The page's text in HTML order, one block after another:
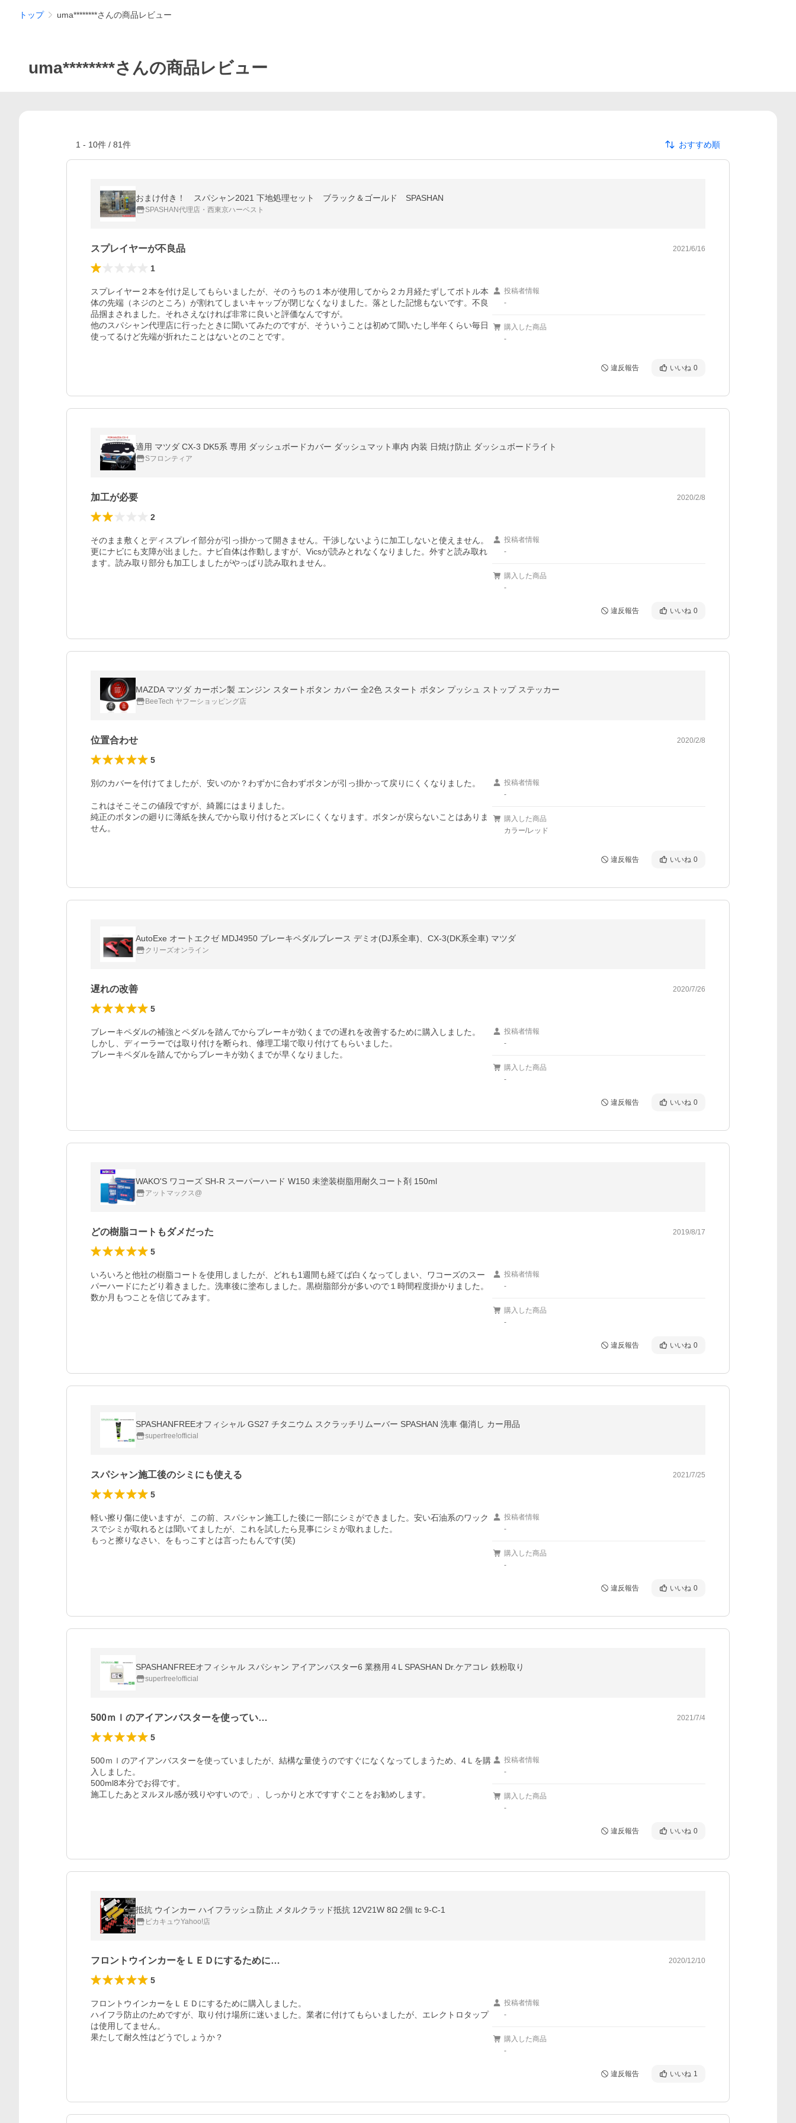
トップ uma********さんの商品レビュー
uma********さんの商品レビュー
1 - 10件 / 81件 おすすめ順
おまけ付き！ スパシャン2021 下地処理セット ブラック＆ゴールド SPASHAN
SPASHAN代理店・西東京ハーベスト
スプレイヤーが不良品 2021/6/16
1
スプレイヤー２本を付け足してもらいましたが、そのうちの１本が使用してから２カ月経たずしてボトル本
体の先端（ネジのところ）が割れてしまいキャップが閉じなくなりました。落とした記憶もないです。不良
品掴まされました。それさえなければ非常に良いと評価なんですが。
他のスパシャン代理店に行ったときに聞いてみたのですが、そういうことは初めて聞いたし半年くらい毎日
使ってるけど先端が折れたことはないとのことです。
投稿者情報
-
購入した商品
-
違反報告 いいね 0
適用 マツダ CX-3 DK5系 専用 ダッシュボードカバー ダッシュマット車内 内装 日焼け防止 ダッシュボードライト
Sフロンティア
加工が必要 2020/2/8
2
そのまま敷くとディスプレイ部分が引っ掛かって開きません。干渉しないように加工しないと使えません。
更にナビにも支障が出ました。ナビ自体は作動しますが、Vicsが読みとれなくなりました。外すと読み取れ
ます。読み取り部分も加工しましたがやっぱり読み取れません。
投稿者情報
-
購入した商品
-
違反報告 いいね 0
MAZDA マツダ カーボン製 エンジン スタートボタン カバー 全2色 スタート ボタン プッシュ ストップ ステッカー
BeeTech ヤフーショッピング店
位置合わせ 2020/2/8
5
別のカバーを付けてましたが、安いのか？わずかに合わずボタンが引っ掛かって戻りにくくなりました。
これはそこそこの値段ですが、綺麗にはまりました。
純正のボタンの廻りに薄紙を挟んでから取り付けるとズレにくくなります。ボタンが戻らないことはありま
せん。
投稿者情報
-
購入した商品
カラー/レッド
違反報告 いいね 0
AutoExe オートエクゼ MDJ4950 ブレーキペダルブレース デミオ(DJ系全車)、CX-3(DK系全車) マツダ
クリーズオンライン
遅れの改善 2020/7/26
5
ブレーキペダルの補強とペダルを踏んでからブレーキが効くまでの遅れを改善するために購入しました。
しかし、ディーラーでは取り付けを断られ、修理工場で取り付けてもらいました。
ブレーキペダルを踏んでからブレーキが効くまでが早くなりました。
投稿者情報
-
購入した商品
-
違反報告 いいね 0
WAKO'S ワコーズ SH-R スーパーハード W150 未塗装樹脂用耐久コート剤 150ml
アットマックス@
どの樹脂コートもダメだった 2019/8/17
5
いろいろと他社の樹脂コートを使用しましたが、どれも1週間も経てば白くなってしまい、ワコーズのスー
パーハードにたどり着きました。洗車後に塗布しました。黒樹脂部分が多いので１時間程度掛かりました。
数か月もつことを信じてみます。
投稿者情報
-
購入した商品
-
違反報告 いいね 0
SPASHANFREEオフィシャル GS27 チタニウム スクラッチリムーバー SPASHAN 洗車 傷消し カー用品
superfree!official
スパシャン施工後のシミにも使える 2021/7/25
5
軽い擦り傷に使いますが、この前、スパシャン施工した後に一部にシミができました。安い石油系のワック
スでシミが取れるとは聞いてましたが、これを試したら見事にシミが取れました。
もっと擦りなさい、をもっこすとは言ったもんです(笑)
投稿者情報
-
購入した商品
-
違反報告 いいね 0
SPASHANFREEオフィシャル スパシャン アイアンバスター6 業務用４L SPASHAN Dr.ケアコレ 鉄粉取り
superfree!official
500ｍｌのアイアンバスターを使ってい… 2021/7/4
5
500ｍｌのアイアンバスターを使っていましたが、結構な量使うのですぐになくなってしまうため、4Ｌを購
入しました。
500ml8本分でお得です。
施工したあとヌルヌル感が残りやすいので」、しっかりと水ですすぐことをお勧めします。
投稿者情報
-
購入した商品
-
違反報告 いいね 0
抵抗 ウインカー ハイフラッシュ防止 メタルクラッド抵抗 12V21W 8Ω 2個 tc 9-C-1
ピカキュウYahoo!店
フロントウインカーをＬＥＤにするために… 2020/12/10
5
フロントウインカーをＬＥＤにするために購入しました。
ハイフラ防止のためですが、取り付け場所に迷いました。業者に付けてもらいましたが、エレクトロタップ
は使用してません。
果たして耐久性はどうでしょうか？
投稿者情報
-
購入した商品
-
違反報告 いいね 1